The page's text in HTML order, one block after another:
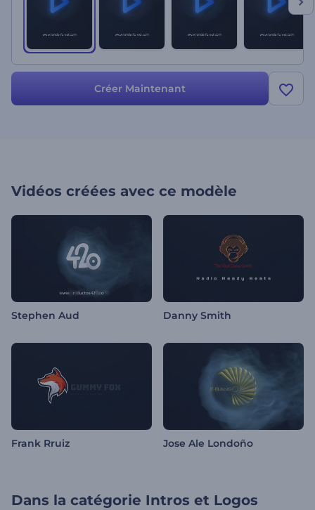
Créer Maintenant
Vidéos créées avec ce modèle
Stephen Aud Danny Smith
Frank Rruiz Jose Ale Londoño
Dans la catégorie Intros et Logos